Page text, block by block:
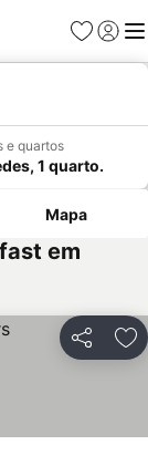
Favoritos
Iniciar
e quartos
1 quarto.
Mapa
em
Partilhar